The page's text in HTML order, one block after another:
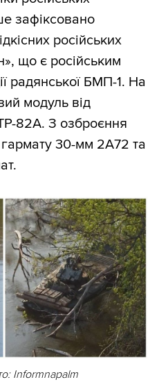
зафіксовано
російських
що є російським
радянської БМП-1. На
модуль від
82А. З озброєння
30-мм 2А72 та
Informnapalm